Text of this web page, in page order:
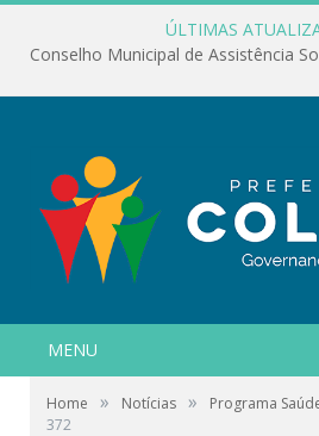
ÚLTIMAS
MENU
Home » Notícias » Programa
372